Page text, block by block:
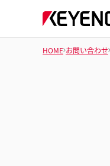
HOME お問い合わせ